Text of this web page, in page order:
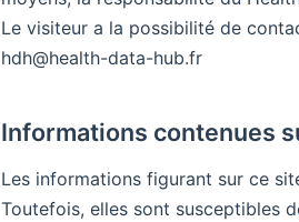
Le visiteur a la possibilité de
hdh@health-data-hub.fr
Informations contenues
Les informations figurant sur ce
Toutefois, elles sont susceptibles